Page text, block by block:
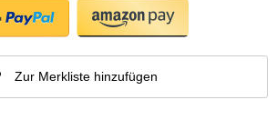
Zur Merkliste hinzufügen